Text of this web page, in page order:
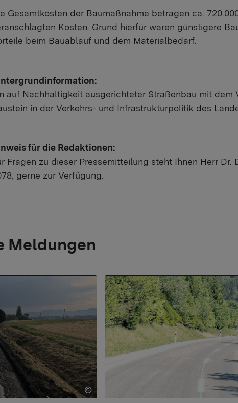
Gesamtkosten der Baumaßnahme betragen ca.
Kosten. Grund hierfür waren günstigere
beim Bauablauf und dem Materialbedarf.
auf Nachhaltigkeit ausgerichteter Straßenbau mit dem
in der Verkehrs- und Infrastrukturpolitik des
für die Redaktionen:
Fragen zu dieser Pressemitteilung steht Ihnen Herr Dr.
gerne zur Verfügung.
Meldungen